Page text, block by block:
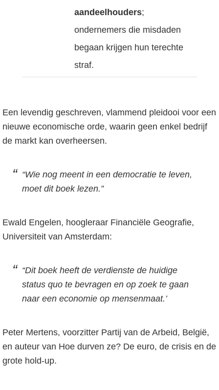
aandeelhouders;
ondernemers die misdaden
begaan krijgen hun terechte
straf.
Een levendig geschreven, vlammend pleidooi voor een
nieuwe economische orde, waarin geen enkel bedrijf
de markt kan overheersen.
“Wie nog meent in een democratie te leven,
moet dit boek lezen.”
Ewald Engelen, hoogleraar Financiële Geografie,
Universiteit van Amsterdam:
“Dit boek heeft de verdienste de huidige
status quo te bevragen en op zoek te gaan
naar een economie op mensenmaat.’
Peter Mertens, voorzitter Partij van de Arbeid, België,
en auteur van Hoe durven ze? De euro, de crisis en de
grote hold-up.